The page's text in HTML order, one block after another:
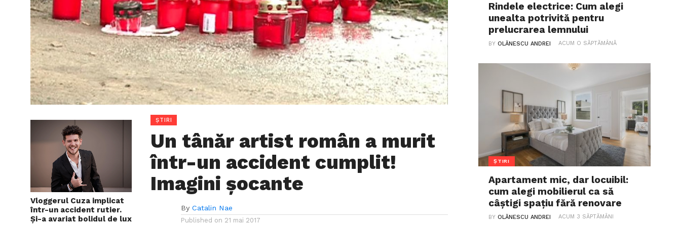
Vloggerul Cuza implicat
într-un accident rutier.
Și-a avariat bolidul de lux
ȘTIRI
Un tânăr artist român a murit
într-un accident cumplit!
Imagini șocante
By Catalin Nae
Published on 21 mai 2017
Rindele electrice: Cum alegi
unealta potrivită pentru
prelucrarea lemnului
BYOLĂNESCU ANDREI ACUM O SĂPTĂMÂNĂ
ȘTIRI
Apartament mic, dar locuibil:
cum alegi mobilierul ca să
câștigi spațiu fără renovare
BYOLĂNESCU ANDREI ACUM 3 SĂPTĂMÂNI